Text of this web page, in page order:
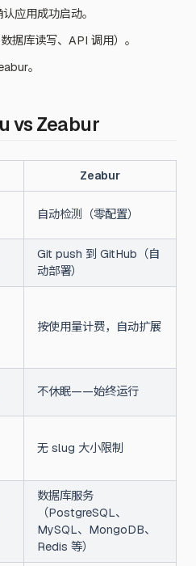
应用成功启动。
据库读写、API 调用）。
。
vs Zeabur
Zeabur
自动检测（零配置）
Git push 到 GitHub（自
动部署）
按使用量计费，自动扩展
不休眠——始终运行
无 slug 大小限制
数据库服务
（PostgreSQL、
MySQL、MongoDB、
Redis 等）